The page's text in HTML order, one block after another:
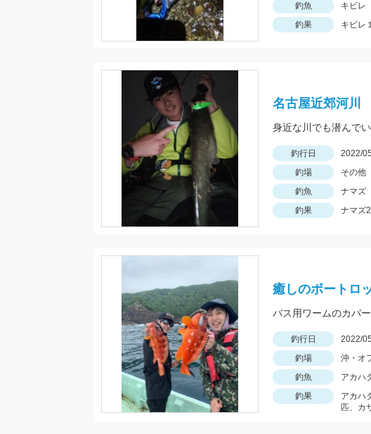
釣魚
キビレ
釣果
キビレ
名古屋近郊河川
身近な川でも潜んで
釣行日 2022/
釣場
その他
釣魚
ナマズ
釣果
ナマズ
癒しのボートロ
釣行日 2022/
釣場
沖・オ
釣魚
アカハ
釣果
アカハ
匹、カ